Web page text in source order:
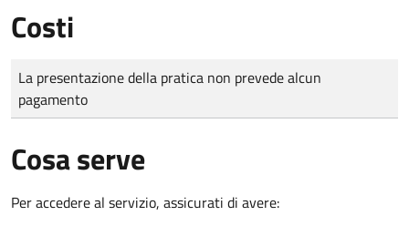
Costi
Tipo di pagamento
Importo
La presentazione della pratica non prevede alcun
pagamento
Cosa serve
Per accedere al servizio, assicurati di avere: